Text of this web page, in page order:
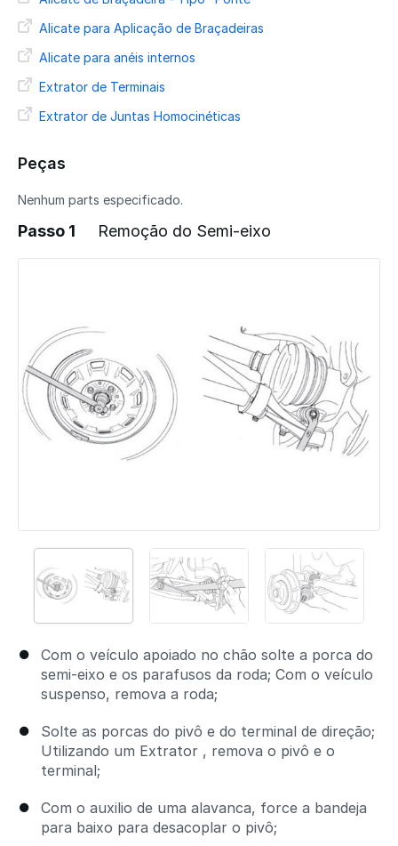
Alicate para Aplicação de Braçadeiras
Alicate para anéis internos
Extrator de Terminais
Extrator de Juntas Homocinéticas
Peças
Nenhum parts especificado.
Passo 1 Remoção do Semi-eixo
Com o veículo apoiado no chão solte a porca do
semi-eixo e os parafusos da roda; Com o veículo
suspenso, remova a roda;
Solte as porcas do pivô e do terminal de direção;
Utilizando um Extrator , remova o pivô e o
terminal;
Com o auxilio de uma alavanca, force a bandeja
para baixo para desacoplar o pivô;